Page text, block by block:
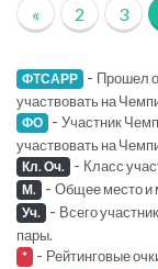
« 2 3
ФТСАРР - Прошел
участвовать на
ФО - Участник
участвовать на
Кл. Оч. - Класс
М. - Общее место и
Уч. - Всего
пары.
* - Рейтинговые